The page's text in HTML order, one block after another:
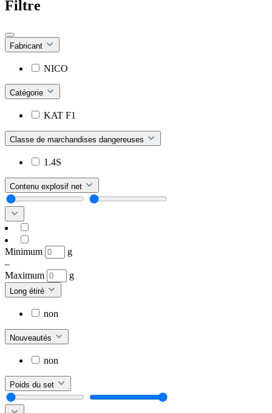
Filtre
Fabricant
NICO
Catégorie
KAT F1
Classe de marchandises dangereuses
1.4S
Contenu explosif net
Minimum
g
–
Maximum
g
Long étiré
non
Nouveautés
non
Poids du set